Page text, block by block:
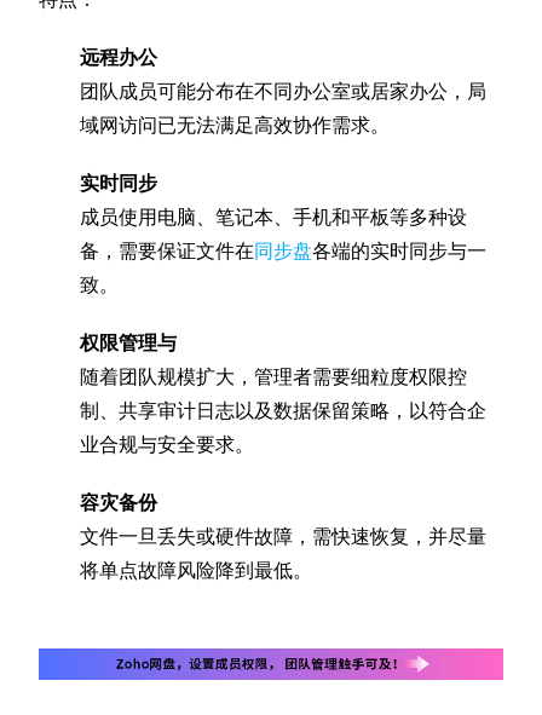
远程办公
团队成员可能分布在不同办公室或居家办公，局
域网访问已无法满足高效协作需求。
实时同步
成员使用电脑、笔记本、手机和平板等多种设
备，需要保证文件在同步盘各端的实时同步与一
致。
权限管理与
随着团队规模扩大，管理者需要细粒度权限控
制、共享审计日志以及数据保留策略，以符合企
业合规与安全要求。
容灾备份
文件一旦丢失或硬件故障，需快速恢复，并尽量
将单点故障风险降到最低。